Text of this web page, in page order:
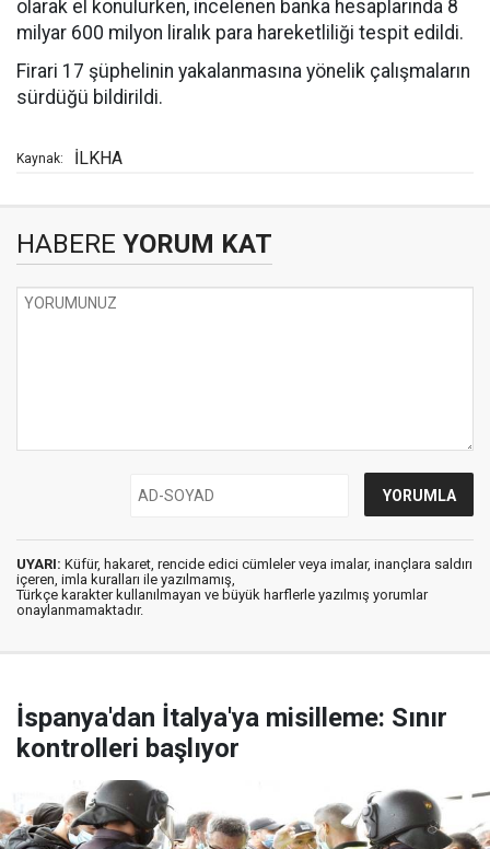
olarak el konulurken, incelenen banka hesaplarında 8
milyar 600 milyon liralık para hareketliliği tespit edildi.
Firari 17 şüphelinin yakalanmasına yönelik çalışmaların
sürdüğü bildirildi.
Kaynak: İLKHA
HABERE YORUM KAT
UYARI: Küfür, hakaret, rencide edici cümleler veya imalar, inançlara saldırı
içeren, imla kuralları ile yazılmamış,
Türkçe karakter kullanılmayan ve büyük harflerle yazılmış yorumlar
onaylanmamaktadır.
İspanya'dan İtalya'ya misilleme: Sınır
kontrolleri başlıyor